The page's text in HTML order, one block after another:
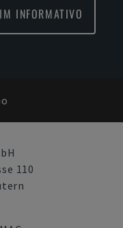
INFORMATIVO
110